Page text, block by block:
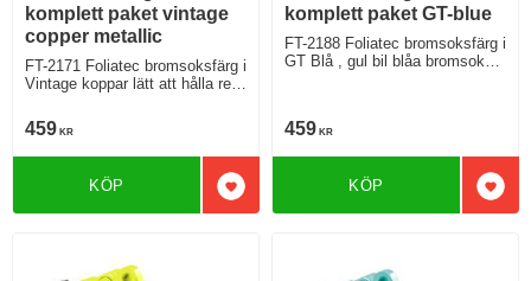
komplett paket vintage
copper metallic
FT-2171 Foliatec bromsoksfärg i
Vintage koppar lätt att hålla ren
mycket
459 KR
Lägg till i favoriter
KÖP
komplett paket GT-blue
FT-2188 Foliatec bromsoksfärg i
GT Blå , gul bil blåa bromsok
459 KR
KÖP